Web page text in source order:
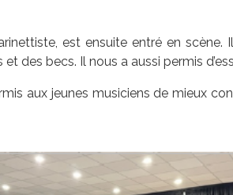
est ensuite entré en scène.
des becs. Il nous a aussi permis
aux jeunes musiciens de mieux